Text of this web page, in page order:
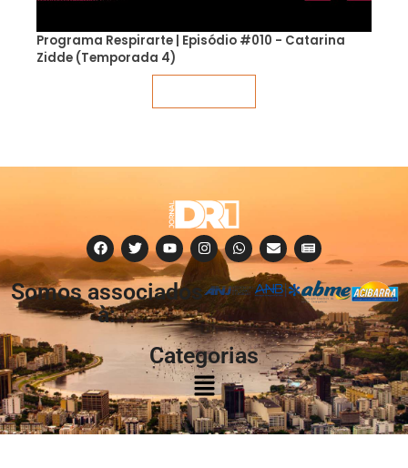
Programa Respirarte | Episódio #010 - Catarina
Zidde (Temporada 4)
Somos associados
à:
Categorias